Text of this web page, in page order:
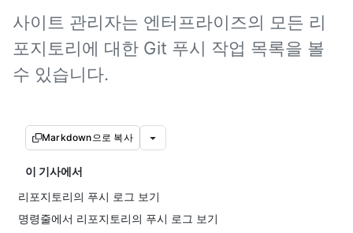
사이트 관리자는 엔터프라이즈의 모든 리
포지토리에 대한 Git 푸시 작업 목록을 볼
수 있습니다.
Markdown으로 복사
이 기사에서
리포지토리의 푸시 로그 보기
명령줄에서 리포지토리의 푸시 로그 보기